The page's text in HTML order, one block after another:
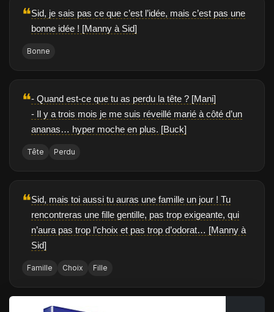
❝Sid, je sais pas ce que c’est l’idée, mais c’est pas une
bonne idée ! [Manny à Sid]
Bonne
❝- Quand est-ce que tu as perdu la tête ? [Mani]
- Il y a trois mois je me suis réveillé marié à côté d’un
ananas… hyper moche en plus. [Buck]
Tête Perdu
❝Sid, mais toi aussi tu auras une famille un jour ! Tu
rencontreras une fille gentille, pas trop exigeante, qui
n’aura pas trop l’choix et pas trop d’odorat… [Manny à
Sid]
Famille Choix Fille